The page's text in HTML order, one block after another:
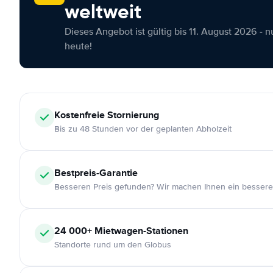
weltweit
Dieses Angebot ist gültig bis 11. August 2026 -
heute!
KostenfreieStornierung
Bis zu 48 Stunden vor der geplanten Abholzeit
Bestpreis-Garantie
Besseren Preis gefunden? Wir machen Ihnen ein
24 000+ Mietwagen-Stationen
Standorte rund um den Globus